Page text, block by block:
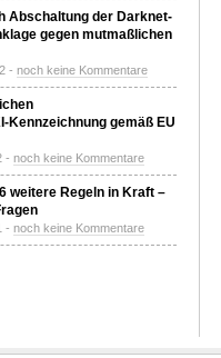
Abschaltung der Darknet-
gegen mutmaßlichen
- noch keine Kommentare
Kennzeichnung gemäß EU
- noch keine Kommentare
weitere Regeln in Kraft –
- noch keine Kommentare